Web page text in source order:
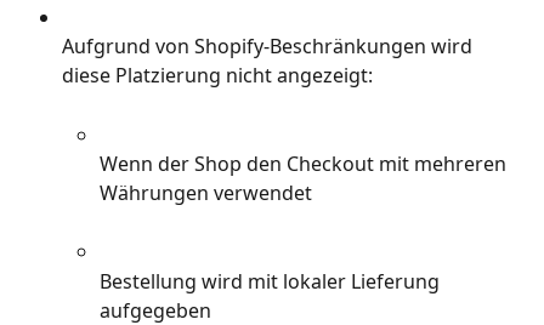
Aufgrund von Shopify-Beschränkungen wird
diese Platzierung nicht angezeigt:
Wenn der Shop den Checkout mit mehreren
Währungen verwendet
Bestellung wird mit lokaler Lieferung
aufgegeben